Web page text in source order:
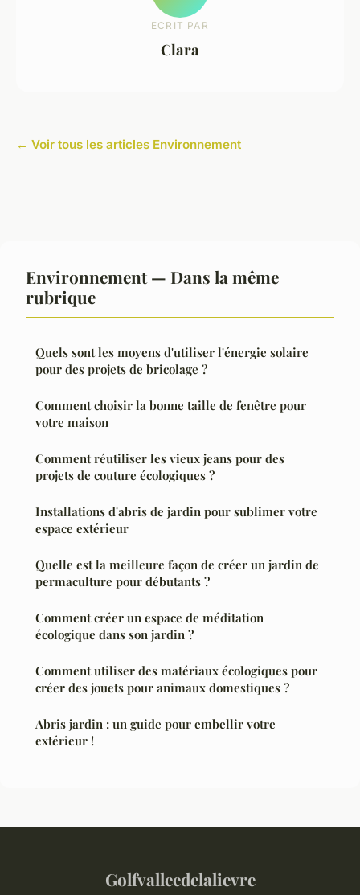
ECRIT PAR
Clara
← Voir tous les articles Environnement
Environnement — Dans la même
rubrique
Quels sont les moyens d'utiliser l'énergie solaire
pour des projets de bricolage ?
Comment choisir la bonne taille de fenêtre pour
votre maison
Comment réutiliser les vieux jeans pour des
projets de couture écologiques ?
Installations d'abris de jardin pour sublimer votre
espace extérieur
Quelle est la meilleure façon de créer un jardin de
permaculture pour débutants ?
Comment créer un espace de méditation
écologique dans son jardin ?
Comment utiliser des matériaux écologiques pour
créer des jouets pour animaux domestiques ?
Abris jardin : un guide pour embellir votre
extérieur !
Golfvalleedelalievre